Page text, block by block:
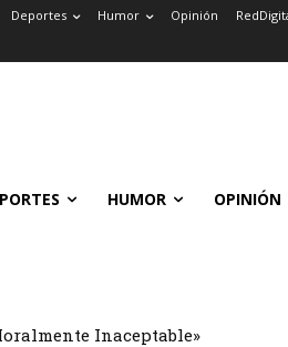
Deportes Humor Opinión
HUMOR OPINIÓN
Inaceptable»